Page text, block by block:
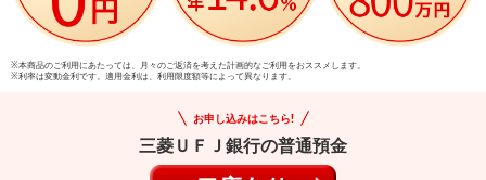
※本商品のご利用にあたっては、月々のご返済を考えた計画的なご利用をおススメします。
※利率は変動金利です。適用金利は、利用限度額等によって異なります。
お申し込みはこちら!
三菱ＵＦＪ銀行の普通預金